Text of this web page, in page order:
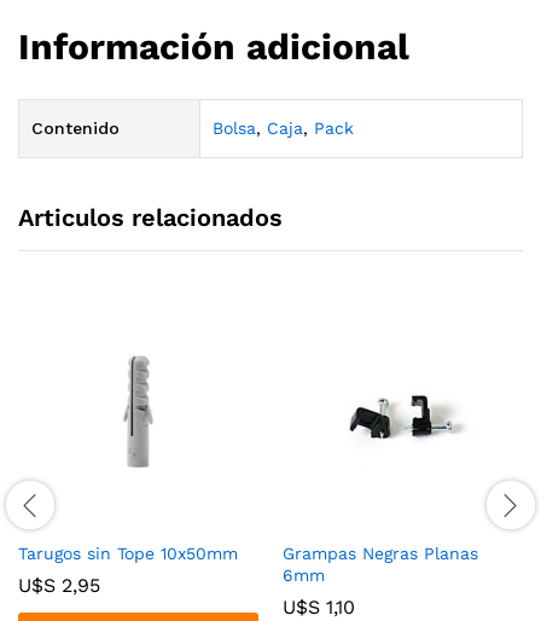
Información adicional
Contenido Bolsa, Caja, Pack
Articulos relacionados
Tarugos sin Tope 10x50mm
U$S 2,95
Grampas Negras Planas
6mm
U$S 1,10